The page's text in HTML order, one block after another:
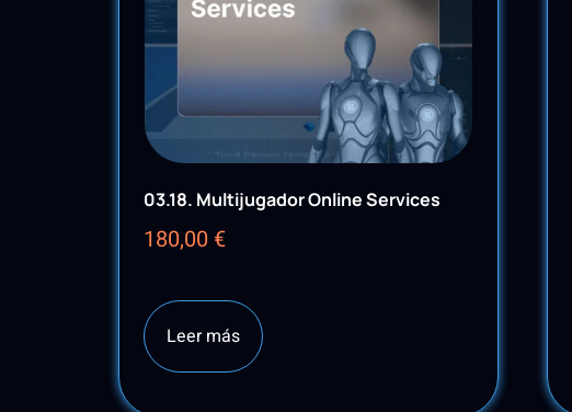
03.18. Multijugador Online Services
180,00 €
Leer más